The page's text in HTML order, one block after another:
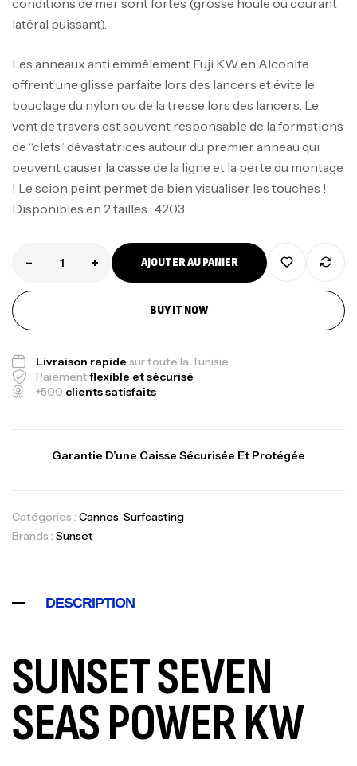
latéral puissant).
Les anneaux anti emmêlement Fuji KW en Alconite
offrent une glisse parfaite lors des lancers et évite le
bouclage du nylon ou de la tresse lors des lancers. Le
vent de travers est souvent responsable de la formations
de “clefs” dévastatrices autour du premier anneau qui
peuvent causer la casse de la ligne et la perte du montage
! Le scion peint permet de bien visualiser les touches !
Disponibles en 2 tailles : 4203
- + AJOUTER AU PANIER
BUY IT NOW
Livraison rapide sur toute la Tunisie
Paiementflexible et sécurisé
+500 clients satisfaits
Garantie D’une Caisse Sécurisée Et Protégée
Catégories : Cannes, Surfcasting
Brands : Sunset
DESCRIPTION
SUNSET SEVEN
SEAS POWER KW
1.83m 120/250gr 30kg
Cannes Jigging
د.ت379,000
د.ت